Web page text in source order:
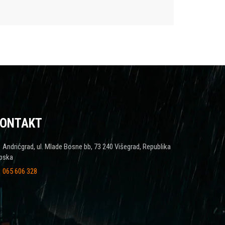
Andrićgrad, ul. Mlade Bosne bb, 73 240 Višegrad, Republika
065 606 328